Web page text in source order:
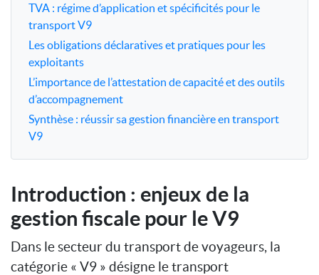
TVA : régime d’application et spécificités pour le
transport V9
Les obligations déclaratives et pratiques pour les
exploitants
L’importance de l’attestation de capacité et des outils
d’accompagnement
Synthèse : réussir sa gestion financière en transport
V9
Introduction : enjeux de la
gestion fiscale pour le V9
Dans le secteur du transport de voyageurs, la
catégorie « V9 » désigne le transport